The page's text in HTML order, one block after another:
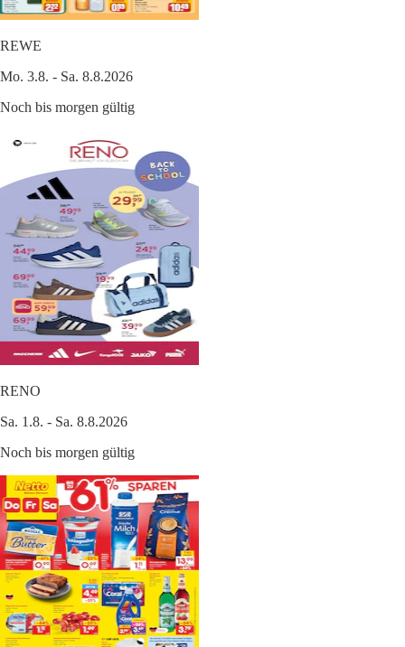
REWE
Mo. 3.8. - Sa. 8.8.2026
Noch bis morgen gültig
RENO
Sa. 1.8. - Sa. 8.8.2026
Noch bis morgen gültig